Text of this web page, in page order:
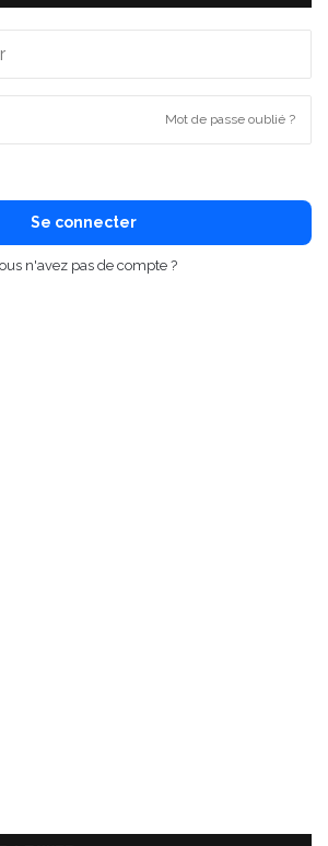
Mot de passe oublié ?
Se connecter
n'avez pas de compte ?